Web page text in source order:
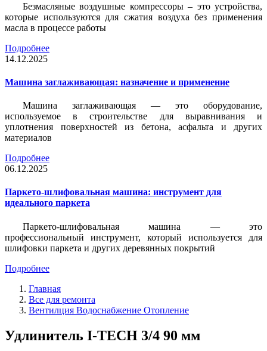
Безмасляные воздушные компрессоры – это устройства,
которые используются для сжатия воздуха без применения
масла в процессе работы
Подробнее
14.12.2025
Машина заглаживающая: назначение и применение
Машина заглаживающая — это оборудование,
используемое в строительстве для выравнивания и
уплотнения поверхностей из бетона, асфальта и других
материалов
Подробнее
06.12.2025
Паркето-шлифовальная машина: инструмент для
идеального паркета
Паркето-шлифовальная машина — это
профессиональный инструмент, который используется для
шлифовки паркета и других деревянных покрытий
Подробнее
Главная
Все для ремонта
Вентилция Водоснабжение Отопление
Удлинитель I-TECH 3/4 90 мм